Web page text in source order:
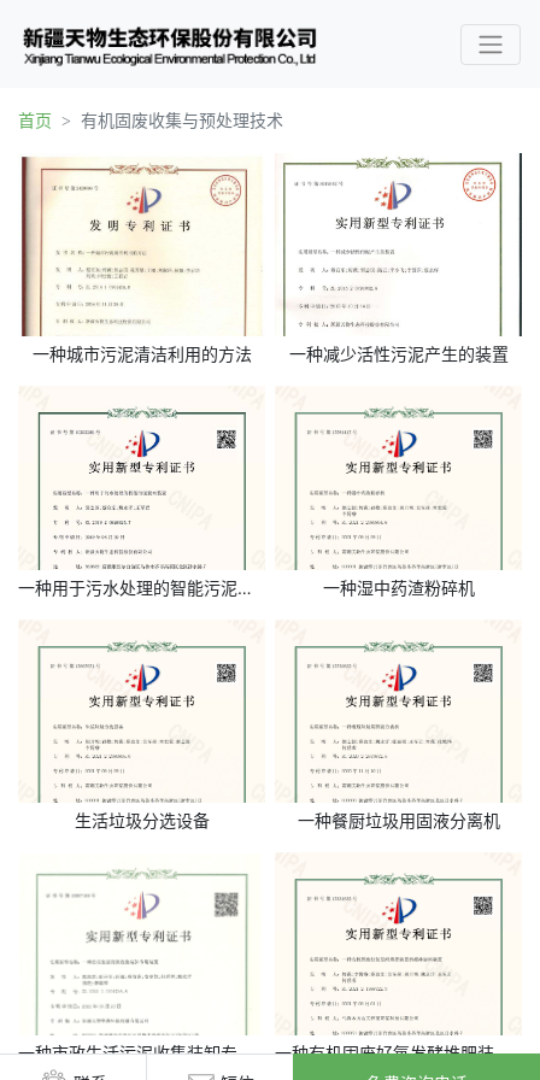
首页 有机固废收集与预处理技术
一种城市污泥清洁利用的方法 一种减少活性污泥产生的装置
一种用于污水处理的智能污泥脱水装置 一种湿中药渣粉碎机
生活垃圾分选设备 一种餐厨垃圾用固液分离机
一种市政生活污泥收集装卸专用装置
一种有机固废好氧发酵堆肥装置的搅拌卸料装置